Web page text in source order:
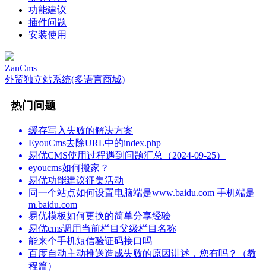
功能建议
插件问题
安装使用
ZanCms
外贸独立站系统(多语言商城)
热门问题
缓存写入失败的解决方案
EyouCms去除URL中的index.php
易优CMS使用过程遇到问题汇总（2024-09-25）
eyoucms如何搬家？
易优功能建议征集活动
同一个站点如何设置电脑端是www.baidu.com 手机端是
m.baidu.com
易优模板如何更换的简单分享经验
易优cms调用当前栏目父级栏目名称
能来个手机短信验证码接口吗
百度自动主动推送造成失败的原因讲述，您有吗？（教
程篇）